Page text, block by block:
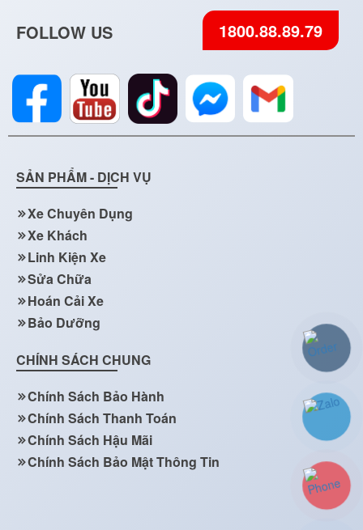
FOLLOW US 1800.88.89.79
SẢN PHẨM - DỊCH VỤ
Xe Chuyên Dụng
Xe Khách
Linh Kiện Xe
Sửa Chữa
Hoán Cải Xe
Bảo Dưỡng
CHÍNH SÁCH CHUNG
Chính Sách Bảo Hành
Chính Sách Thanh Toán
Chính Sách Hậu Mãi
Chính Sách Bảo Mật Thông Tin